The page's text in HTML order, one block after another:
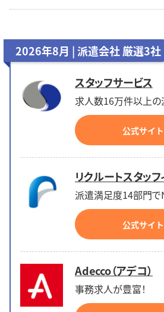
2026年8月 | 派遣会社 厳選3社
スタッフサービス
求人数16万件以上の
公式サイ
リクルートスタッフ
派遣満足度14部門で
公式サイ
Adecco（アデコ）
事務求人が豊富！